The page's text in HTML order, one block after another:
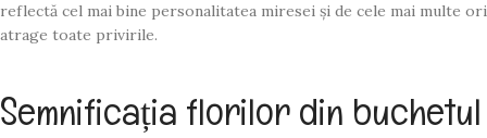
reflectă cel mai bine personalitatea miresei și de cele mai multe ori
atrage toate privirile.
Semnificația florilor din buchetul